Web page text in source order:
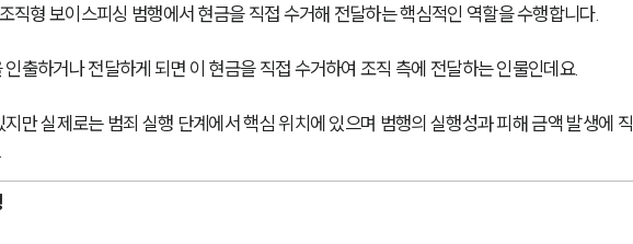
직형 보이스피싱 범행에서 현금을 직접 수거해 전달하는 핵심적인 역할을 수행합니다.
출하거나 전달하게 되면 이 현금을 직접 수거하여 조직 측에 전달하는 인물인데요.
만 실제로는 범죄 실행 단계에서 핵심 위치에 있으며 범행의 실행성과 피해 금액 발생에 직